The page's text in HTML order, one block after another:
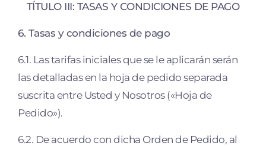
TÍTULO III: TASAS Y CONDICIONES DE PAGO
6. Tasas y condiciones de pago
6.1. Las tarifas iniciales que se le aplicarán serán
las detalladas en la hoja de pedido separada
suscrita entre Usted y Nosotros («Hoja de
Pedido»).
6.2. De acuerdo con dicha Orden de Pedido, al